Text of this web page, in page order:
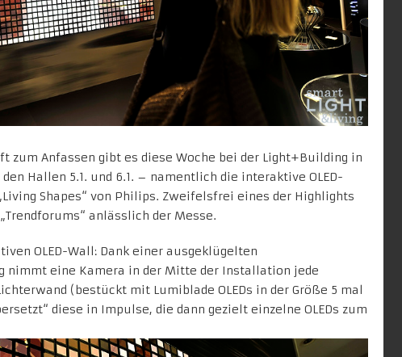
zum Anfassen gibt es diese Woche bei der Light+Building in
Hallen 5.1. und 6.1. – namentlich die interaktive OLED-
Shapes“ von Philips. Zweifelsfrei eines der Highlights
anlässlich der Messe.
OLED-Wall: Dank einer ausgeklügelten
nimmt eine Kamera in der Mitte der Installation jede
(bestückt mit Lumiblade OLEDs in der Größe 5 mal
diese in Impulse, die dann gezielt einzelne OLEDs zum